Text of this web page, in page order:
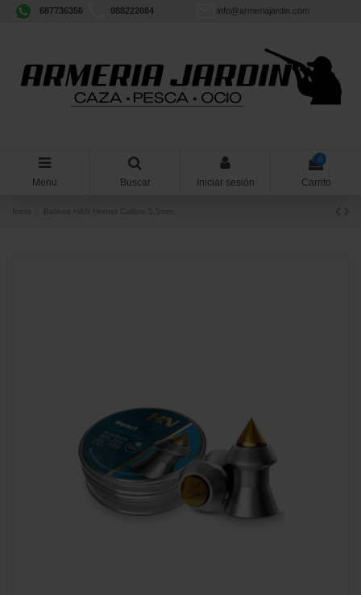
687736356 988222084 info@armeriajardin.com
Menu Buscar Iniciar sesión
0
Carrito
Balines H&N Hornet Calibre 5,5mm.